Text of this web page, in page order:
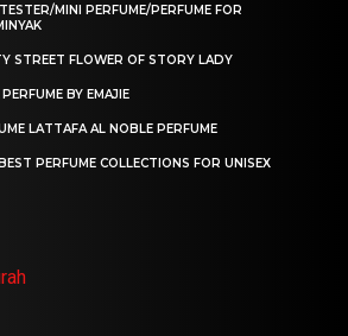
MINI PERFUME/PERFUME FOR
STREET FLOWER OF STORY LADY
BY EMAJIE
LATTAFA AL NOBLE PERFUME
PERFUME COLLECTIONS FOR UNISEX